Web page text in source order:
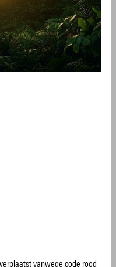
vanwege code rood